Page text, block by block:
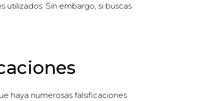
utilizados. Sin embargo, si buscas
haya numerosas falsificaciones